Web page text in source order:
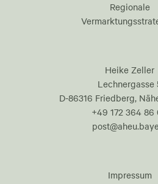
Regionale
Heike Zeller
Lechnergasse
D-86316 Friedberg,
+49 172 364 86
Impressum